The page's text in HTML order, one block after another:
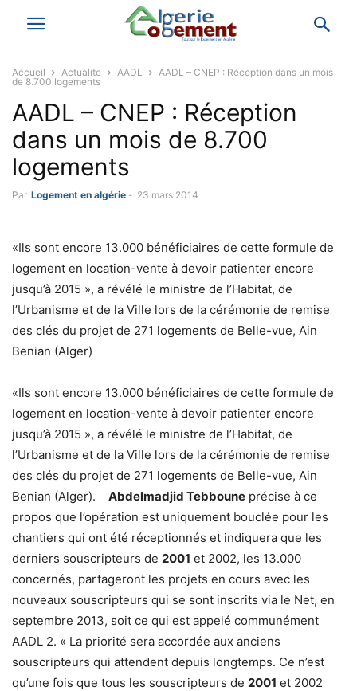
Accueil Actualite AADL
AADL – CNEP : Réception dans un mois
de 8.700 logements
AADL – CNEP : Réception
dans un mois de 8.700
logements
Par Logement en algérie - 23 mars 2014
«Ils sont encore 13.000 bénéficiaires de cette formule de
logement en location-vente à devoir patienter encore
jusqu’à 2015 », a révélé le ministre de l’Habitat, de
l’Urbanisme et de la Ville lors de la cérémonie de remise
des clés du projet de 271 logements de Belle-vue, Ain
Benian (Alger)
«Ils sont encore 13.000 bénéficiaires de cette formule de
logement en location-vente à devoir patienter encore
jusqu’à 2015 », a révélé le ministre de l’Habitat, de
l’Urbanisme et de la Ville lors de la cérémonie de remise
des clés du projet de 271 logements de Belle-vue, Ain
Benian (Alger). Abdelmadjid Tebboune précise à ce
propos que l’opération est uniquement bouclée pour les
chantiers qui ont été réceptionnés et indiquera que les
derniers souscripteurs de 2001 et 2002, les 13.000
concernés, partageront les projets en cours avec les
nouveaux souscripteurs qui se sont inscrits via le Net, en
septembre 2013, soit ce qui est appelé communément
AADL 2. « La priorité sera accordée aux anciens
souscripteurs qui attendent depuis longtemps. Ce n’est
qu’une fois que tous les souscripteurs de 2001 et 2002